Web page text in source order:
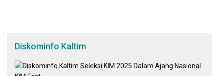
Diskominfo Kaltim